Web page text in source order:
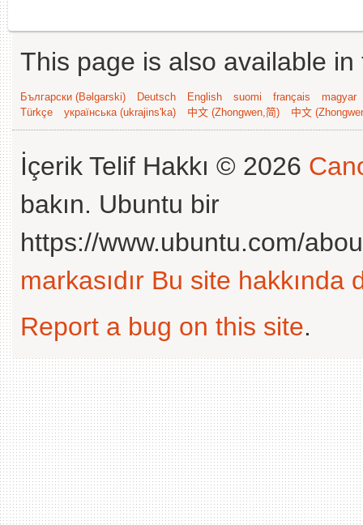
This page is also available
Български (Bəlgarski) Deutsch English suomi français
magyar
Türkçe
українська (ukrajins'ka) 中文 (Zhongwen,简) 中文
İçerik Telif Hakkı © 2026
bakın. Ubuntu bir
https://www.ubuntu.com/
markasıdır Bu site hakkında
Report a bug on this site.